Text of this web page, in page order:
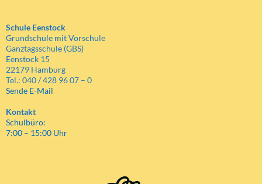
Schule Eenstock
Grundschule mit Vorschule
Ganztagsschule (GBS)
Eenstock 15
22179 Hamburg
Tel.: 040 / 428 96 07 – 0
Sende E-Mail
Kontakt
Schulbüro:
7:00 – 15:00 Uhr